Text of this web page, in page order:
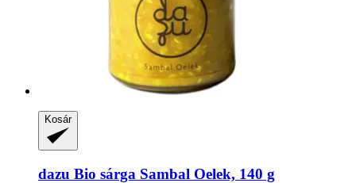
Kosár
dazu Bio sárga Sambal Oelek, 140 g